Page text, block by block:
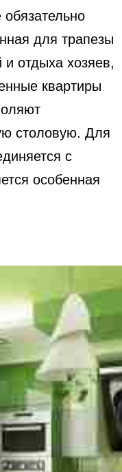
для трапезы
и отдыха хозяев,
квартиры
столовую. Для
с
особенная